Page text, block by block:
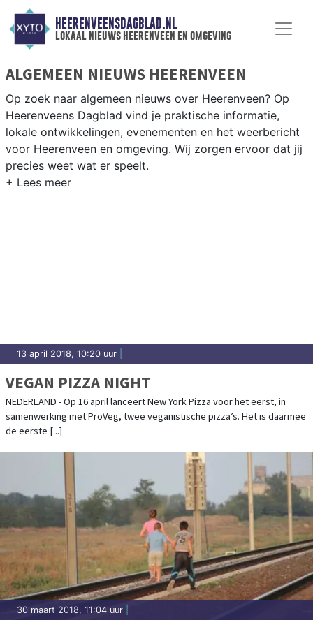
HEERENVEENSDAGBLAD.NL
lokaal nieuws heerenveen en omgeving
ALGEMEEN NIEUWS HEERENVEEN
Op zoek naar algemeen nieuws over Heerenveen? Op
Heerenveens Dagblad vind je praktische informatie,
lokale ontwikkelingen, evenementen en het weerbericht
voor Heerenveen en omgeving. Wij zorgen ervoor dat jij
precies weet wat er speelt.
13 april 2018, 10:20 uur
VEGAN PIZZA NIGHT
NEDERLAND - Op 16 april lanceert New York Pizza voor het eerst, in
samenwerking met ProVeg, twee veganistische pizza’s. Het is daarmee
de eerste [...]
30 maart 2018, 11:04 uur